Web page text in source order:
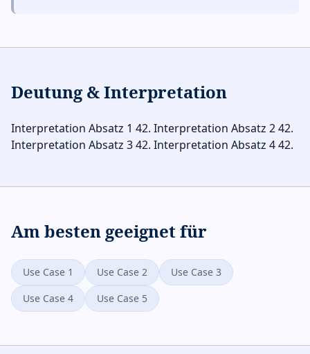
Deutung & Interpretation
Interpretation Absatz 1 42. Interpretation Absatz 2 42.
Interpretation Absatz 3 42. Interpretation Absatz 4 42.
Am besten geeignet für
Use Case 1 Use Case 2
Use Case 3
Use Case 4
Use Case 5